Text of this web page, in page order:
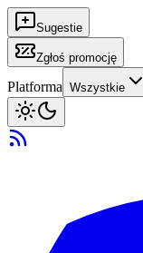
Sugestie
Zgłoś promocję
Platforma Wszystkie